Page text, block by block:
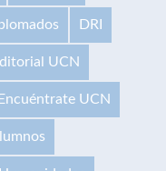
DRI
UCN
Encuéntrate UCN